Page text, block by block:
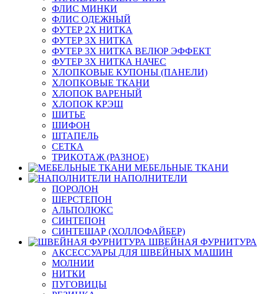
ФЛИС МИНКИ
ФЛИС ОДЕЖНЫЙ
ФУТЕР 2Х НИТКА
ФУТЕР 3Х НИТКА
ФУТЕР 3Х НИТКА ВЕЛЮР ЭФФЕКТ
ФУТЕР 3Х НИТКА НАЧЕС
ХЛОПКОВЫЕ КУПОНЫ (ПАНЕЛИ)
ХЛОПКОВЫЕ ТКАНИ
ХЛОПОК ВАРЕНЫЙ
ХЛОПОК КРЭШ
ШИТЬЕ
ШИФОН
ШТАПЕЛЬ
СЕТКА
ТРИКОТАЖ (РАЗНОЕ)
МЕБЕЛЬНЫЕ ТКАНИ
НАПОЛНИТЕЛИ
ПОРОЛОН
ШЕРСТЕПОН
АЛЬПОЛЮКС
СИНТЕПОН
СИНТЕШАР (ХОЛЛОФАЙБЕР)
ШВЕЙНАЯ ФУРНИТУРА
АКСЕССУАРЫ ДЛЯ ШВЕЙНЫХ МАШИН
МОЛНИИ
НИТКИ
ПУГОВИЦЫ